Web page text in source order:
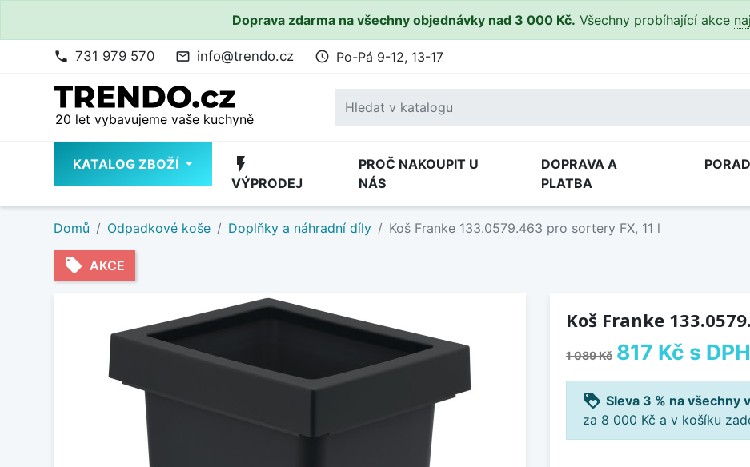
Doprava zdarma na všechny objednávky nad 3 000 Kč. Všechny probíhající akce
phone 731 979 570 mail_outline info@trendo.cz access_time Po-Pá 9-12, 13-17
20 let vybavujeme vaše kuchyně
KATALOG ZBOŽÍ flash_on
VÝPRODEJ
PROČ NAKOUPIT U
NÁS
DOPRAVA A
PLATBA
Domů Odpadkové koše Doplňky a náhradní díly Koš Franke 133.0579.463 pro sortery FX, 11 l
local_offer AKCE
Koš Franke
1 089 Kč 817 Kč s DPH
loyalty Sleva 3 % na všechny
za 8 000 Kč a v košíku